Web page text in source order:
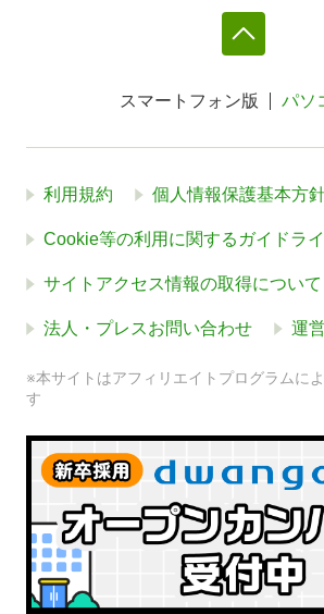
スマートフォン版 パソ
利用規約 個人情報保護基本方
Cookie等の利用に関するガイドラ
サイトアクセス情報の取得について
法人・プレスお問い合わせ 運
※本サイトはアフィリエイトプログラムに
す